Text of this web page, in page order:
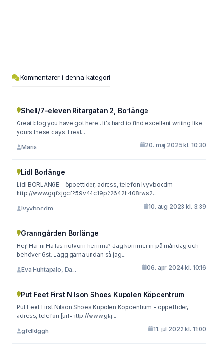
Kommentarer i denna kategori
Shell/7-eleven Ritargatan 2, Borlänge
Great blog you have got here.. It's hard to find excellent writing like
yours these days. I real...
Maria 20. maj 2025 kl. 10:30
Lidl Borlänge
Lidl BORLÄNGE - öppettider, adress, telefon lvyvbocdm
http://www.gqfxjgcf259v44c19p22642h408rws2...
lvyvbocdm 10. aug 2023 kl. 3:39
Granngården Borlänge
Hej! Har ni Hallas nötvom hemma? Jag kommer in på måndag och
behöver 6st. Lägg gärna undan så jag...
Eva Huhtapalo, Da... 06. apr 2024 kl. 10:16
Put Feet First Nilson Shoes Kupolen Köpcentrum
Put Feet First Nilson Shoes Kupolen Köpcentrum - öppettider,
adress, telefon [url=http://www.gkj...
gfclldggh 11. jul 2022 kl. 11:00